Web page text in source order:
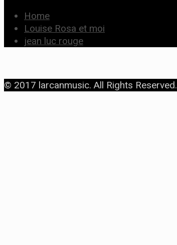
Home
Louise Rosa et moi
jean luc rouge
© 2017 larcanmusic. All Rights Reserved.